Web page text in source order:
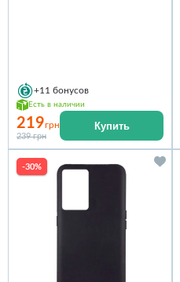
+11 бонусов
Есть в наличии
219грн
239 грн
Купить
-30%